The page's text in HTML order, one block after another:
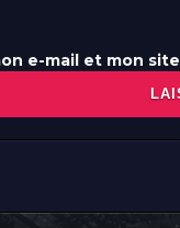
e-mail et mon